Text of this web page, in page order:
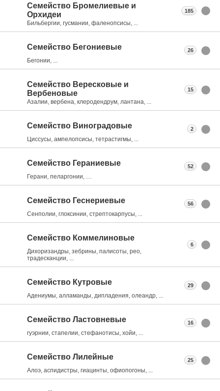
Семейство Бромелиевые и
Орхидеи
Бильбергии, гусмании, фаленопсисы, ...
185
Семейство Бегониевые
Бегонии, ...
26
Семейство Вересковые и
Вербеновые
Азалии, вербена, клеродендрум, лантана, ...
15
Семейство Виноградовые
Циссусы, ампелопсисы, тетрастигмы, ...
2
Семейство Гераниевые
Герани, пеларгонии, …
52
Семейство Геснериевые
Сенполии, глоксинии, стрептокарпусы, ...
56
Семейство Коммелиновые
Дихоризандры, зебрины, палисоты, рео,
традесканции, ...
6
Семейство Кутровые
Адениумы, алламанды, дипладения, олеандр, ...
29
Семейство Ластовневые
гуэрнии, стапелии, стефанотисы, хойи, ...
16
Семейство Лилейные
Алоэ, аспидистры, гиацинты, офиопогоны, ...
25